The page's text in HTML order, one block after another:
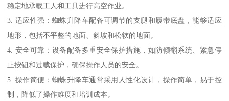
稳定地承载工人和工具进行高空作业。
3. 适应性强：蜘蛛升降车配备可调节的支腿和履带底盘，能够适应
地形，包括不平整的地面、斜坡和松软的地面。
4. 安全可靠：设备配备多重安全保护措施，如防倾翻系统、紧急停
止按钮和过载保护，确保操作人员的安全。
5. 操作简便：蜘蛛升降车通常采用人性化设计，操作简单，易于控
制，降低了操作难度和培训成本。